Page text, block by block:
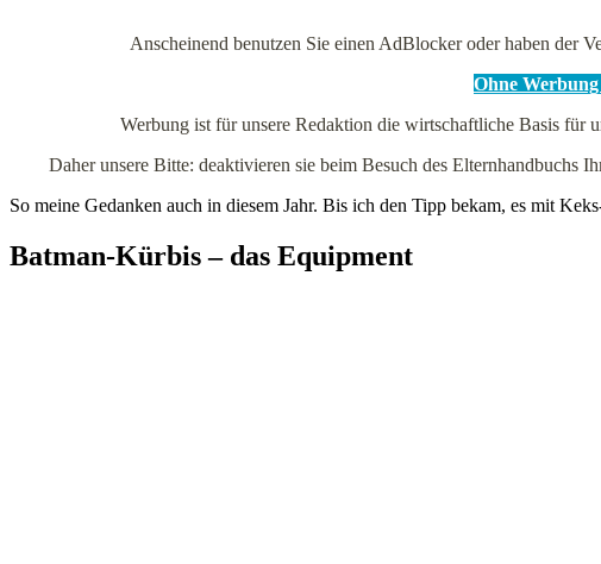
Anscheinend benutzen Sie einen AdBlocker oder haben der
Ohne
Werbung ist für unsere Redaktion die wirtschaftliche Basis für
Daher unsere Bitte: deaktivieren sie beim Besuch des Elternhandbuchs
So meine Gedanken auch in diesem Jahr. Bis ich den Tipp bekam, es mit
Batman-Kürbis – das Equipment